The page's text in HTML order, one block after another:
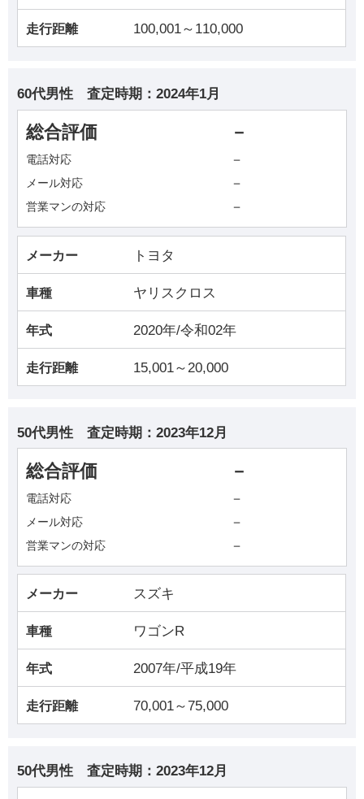
走行距離 100,001～110,000
60代男性 査定時期： 2024年1月
総合評価 －
電話対応 －
メール対応 －
営業マンの対応 －
メーカー トヨタ
車種 ヤリスクロス
年式 2020年/令和02年
走行距離 15,001～20,000
50代男性 査定時期： 2023年12月
総合評価 －
電話対応 －
メール対応 －
営業マンの対応 －
メーカー スズキ
車種 ワゴンR
年式 2007年/平成19年
走行距離 70,001～75,000
50代男性 査定時期： 2023年12月